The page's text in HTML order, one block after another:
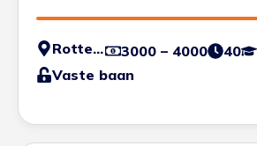
Rotterdam - Haven 3000 – 4000 40
Vaste baan